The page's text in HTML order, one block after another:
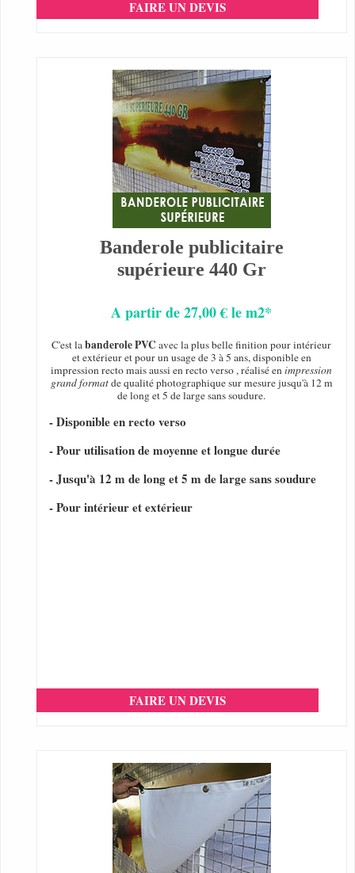
FAIRE UN DEVIS
Banderole publicitaire
supérieure 440 Gr
A partir de 27,00 € le m2*
C'est labanderole PVC avec la plus belle finition pour intérieur
et extérieur et pour un usage de 3 à 5 ans, disponible en
impression recto mais aussi en recto verso , réalisé enimpression
grand formatde qualité photographique sur mesure jusqu'à 12 m
de long et 5 de large sans soudure.
- Disponible en recto verso
- Pour utilisation de moyenne et longue durée
- Jusqu'à 12 m de long et 5 m de large sans soudure
- Pour intérieur et extérieur
FAIRE UN DEVIS